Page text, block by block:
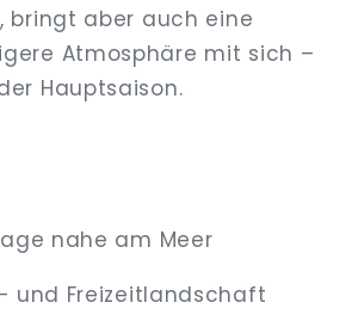
bringt aber auch eine
Atmosphäre mit sich –
Hauptsaison.
nahe am Meer
und Freizeitlandschaft